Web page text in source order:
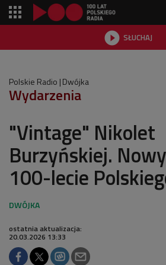
 SŁUCHAJ
Polskie Radio Dwójka
Wydarzenia
"Vintage" Nikolet
Burzyńskiej.
100-lecie
ostatnia aktualizacja:
20.03.2026 13:33